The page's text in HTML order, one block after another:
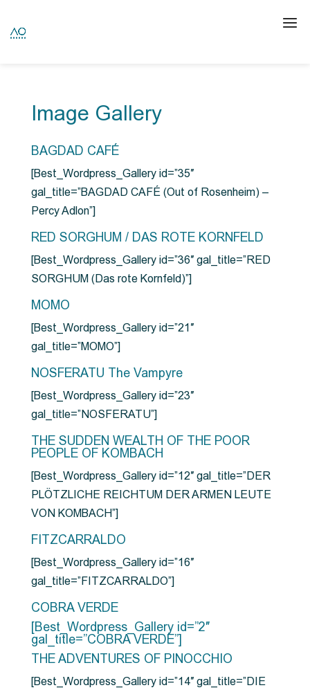
Image Gallery
BAGDAD CAFÉ
[Best_Wordpress_Gallery id=”35″
gal_title=”BAGDAD CAFÉ (Out of Rosenheim) –
Percy Adlon”]
RED SORGHUM / DAS ROTE KORNFELD
[Best_Wordpress_Gallery id=”36″ gal_title=”RED
SORGHUM (Das rote Kornfeld)”]
MOMO
[Best_Wordpress_Gallery id=”21″
gal_title=”MOMO”]
NOSFERATU The Vampyre
[Best_Wordpress_Gallery id=”23″
gal_title=”NOSFERATU”]
THE SUDDEN WEALTH OF THE POOR
PEOPLE OF KOMBACH
[Best_Wordpress_Gallery id=”12″ gal_title=”DER
PLÖTZLICHE REICHTUM DER ARMEN LEUTE
VON KOMBACH”]
FITZCARRALDO
[Best_Wordpress_Gallery id=”16″
gal_title=”FITZCARRALDO”]
COBRA VERDE
[Best_Wordpress_Gallery id=”2″
gal_title=”COBRA VERDE”]
THE ADVENTURES OF PINOCCHIO
[Best_Wordpress_Gallery id=”14″ gal_title=”DIE